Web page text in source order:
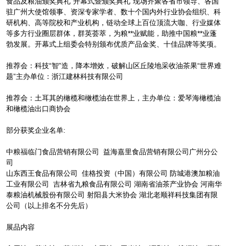
驻广州大使馆领事、资深专家学者、数十个国内外行业协会组织、科
研机构、高等院校和产业机构，链动全球上百位顶流大咖、行业媒体
等多方行业圈层群体，群英荟萃，为粮**业赋能，助推中国粮**业蓬
勃发展。开幕式上组委会特别颁布优质产品金奖、十佳品牌等奖项。
推荐会：科技“智”造，降本增效，破解山区丘陵地采收油茶果“世界难
题”主办单位：浙江建林科技有限公司
推荐会：土耳其的橄榄和橄榄油在世界上，主办单位：爱琴海橄榄油
和橄榄油出口商协会
部分获奖企业名单:
中粮福临门食品营销有限公司 益海嘉里食品营销有限公司广州分公
司
山东西王食品有限公司 佳格投资（中国）有限公司 防城港澳加粮油
工业有限公司 吉林省九粮食品有限公司 湖南省油茶产业协会 河南华
泰粮油机械股份有限公司 射阳县大米协会 湖北老顺祥科技集团有限
公司（以上排名不分先后）
展品内容